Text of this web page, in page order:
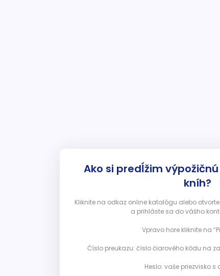
Ako si predĺžim
kníh?
Kliknite na odkaz online katalógu alebo
a prihláste sa do vášho
Vpravo hore kliknite na
Číslo preukazu: číslo čiarového kódu na
Heslo: vaše priezvisko s